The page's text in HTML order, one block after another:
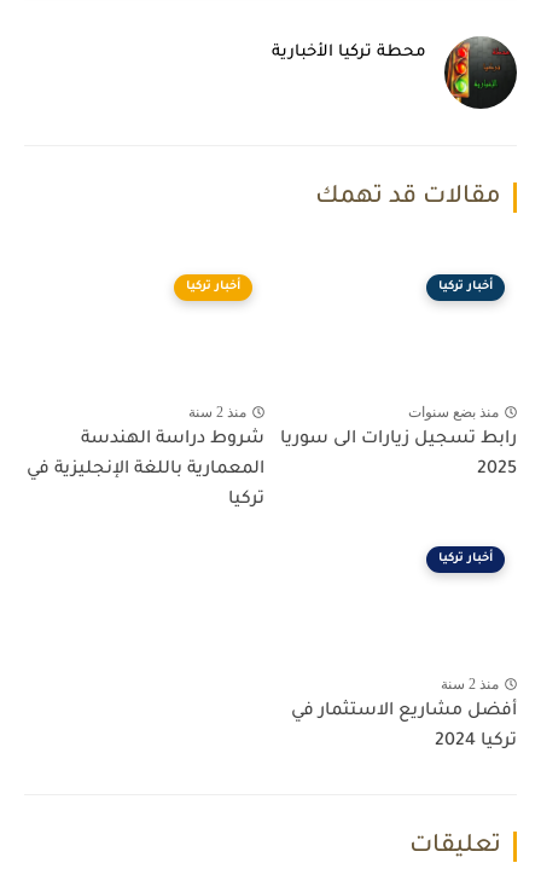
محطة تركيا الأخبارية
مقالات قد تهمك
أخبار تركيا
منذ بضع سنوات
رابط تسجيل زيارات الى سوريا
2025
أخبار تركيا
منذ 2 سنة
شروط دراسة الهندسة
المعمارية باللغة الإنجليزية في
تركيا
أخبار تركيا
منذ 2 سنة
أفضل مشاريع الاستثمار في
تركيا 2024
تعليقات